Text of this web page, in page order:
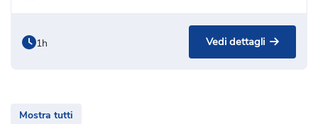
1h Vedi dettagli
Mostra tutti